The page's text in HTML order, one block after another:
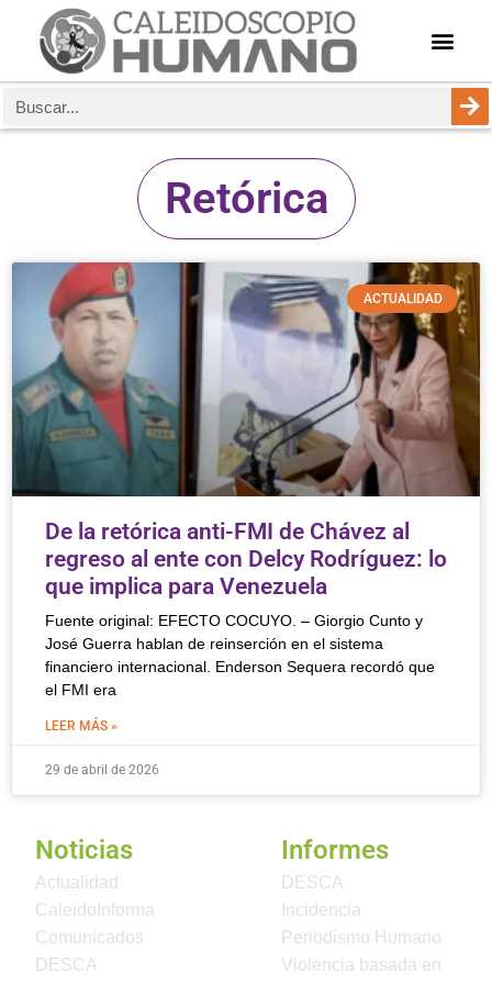
Retórica
ACTUALIDAD
De la retórica anti-FMI de Chávez al
regreso al ente con Delcy Rodríguez: lo
que implica para Venezuela
Fuente original: EFECTO COCUYO. – Giorgio Cunto y
José Guerra hablan de reinserción en el sistema
financiero internacional. Enderson Sequera recordó que
el FMI era
LEER MÁS »
29 de abril de 2026
Noticias
Actualidad
CaleidoInforma
Comunicados
DESCA
Informes
DESCA
Incidencia
Periodismo Humano
Violencia basada en